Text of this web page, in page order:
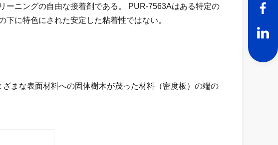
ニングの自由な接着剤である。
PUR-7563Aはある特定の
に特色にされた安定した粘着性ではない。
ざまな表面材料への固体樹木が茂った材料（密度板） の端の